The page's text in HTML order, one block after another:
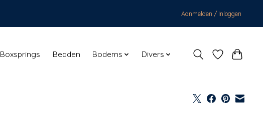
Aanmelden / Inloggen
Boxsprings Bedden Bodems Divers